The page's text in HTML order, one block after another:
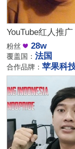
粉丝 28w
覆盖国：法国
合作品牌：苹果科